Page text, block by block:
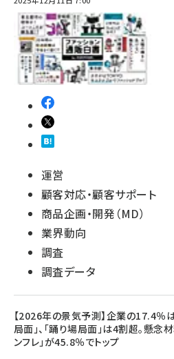
運営
顧客対応・顧客サポート
商品企画・開発（MD）
業界動向
調査
調査データ
【2026年の景気予測】企業の17.4％
局面」、「踊り場局面」は4割超。懸念
ンフレ」が45.8％でトップ